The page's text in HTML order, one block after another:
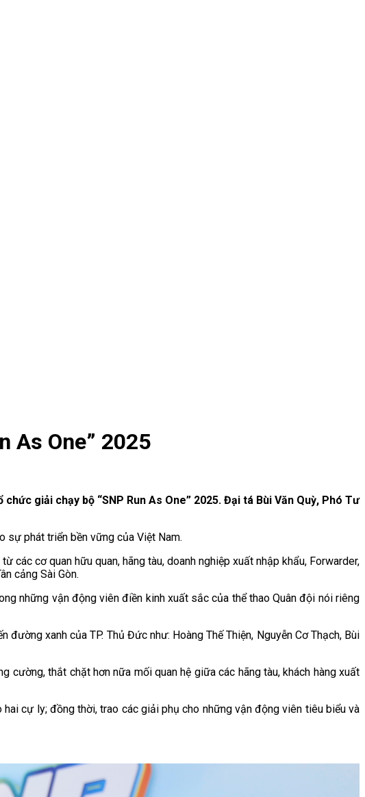
As One” 2025
giải chạy bộ “SNP Run As One” 2025. Đại tá Bùi Văn Quỳ, Phó Tư
phát triển bền vững của Việt Nam.
các cơ quan hữu quan, hãng tàu, doanh nghiệp xuất nhập khẩu, Forwarder,
cảng Sài Gòn.
những vận động viên điền kinh xuất sắc của thể thao Quân đội nói riêng
xanh của TP. Thủ Đức như: Hoàng Thế Thiện, Nguyễn Cơ Thạch, Bùi
cường, thắt chặt hơn nữa mối quan hệ giữa các hãng tàu, khách hàng xuất
cự ly; đồng thời, trao các giải phụ cho những vận động viên tiêu biểu và